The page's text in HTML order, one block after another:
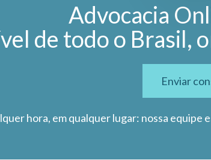
Advocacia
de todo o Brasil,
Enviar
hora, em qualquer lugar: nossa equipe